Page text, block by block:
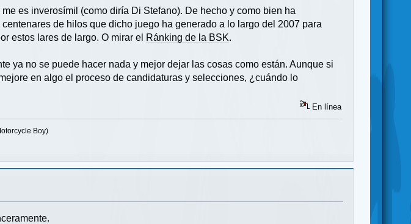
es inverosímil (como diría Di Stefano). De hecho y como bien ha
de hilos que dicho juego ha generado a lo largo del 2007 para
estos lares de largo. O mirar el Ránking de la BSK.
ya no se puede hacer nada y mejor dejar las cosas como están. Aunque si
en algo el proceso de candidaturas y selecciones, ¿cuándo lo
En línea
Boy)